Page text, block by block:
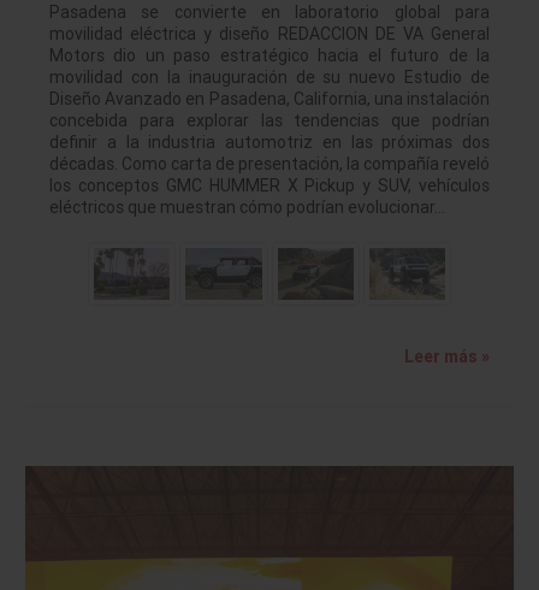
Pasadena se convierte en laboratorio global para
movilidad eléctrica y diseño REDACCION DE VA General
Motors dio un paso estratégico hacia el futuro de la
movilidad con la inauguración de su nuevo Estudio de
Diseño Avanzado en Pasadena, California, una instalación
concebida para explorar las tendencias que podrían
definir a la industria automotriz en las próximas dos
décadas. Como carta de presentación, la compañía reveló
los conceptos GMC HUMMER X Pickup y SUV, vehículos
eléctricos que muestran cómo podrían evolucionar…
Leer más »